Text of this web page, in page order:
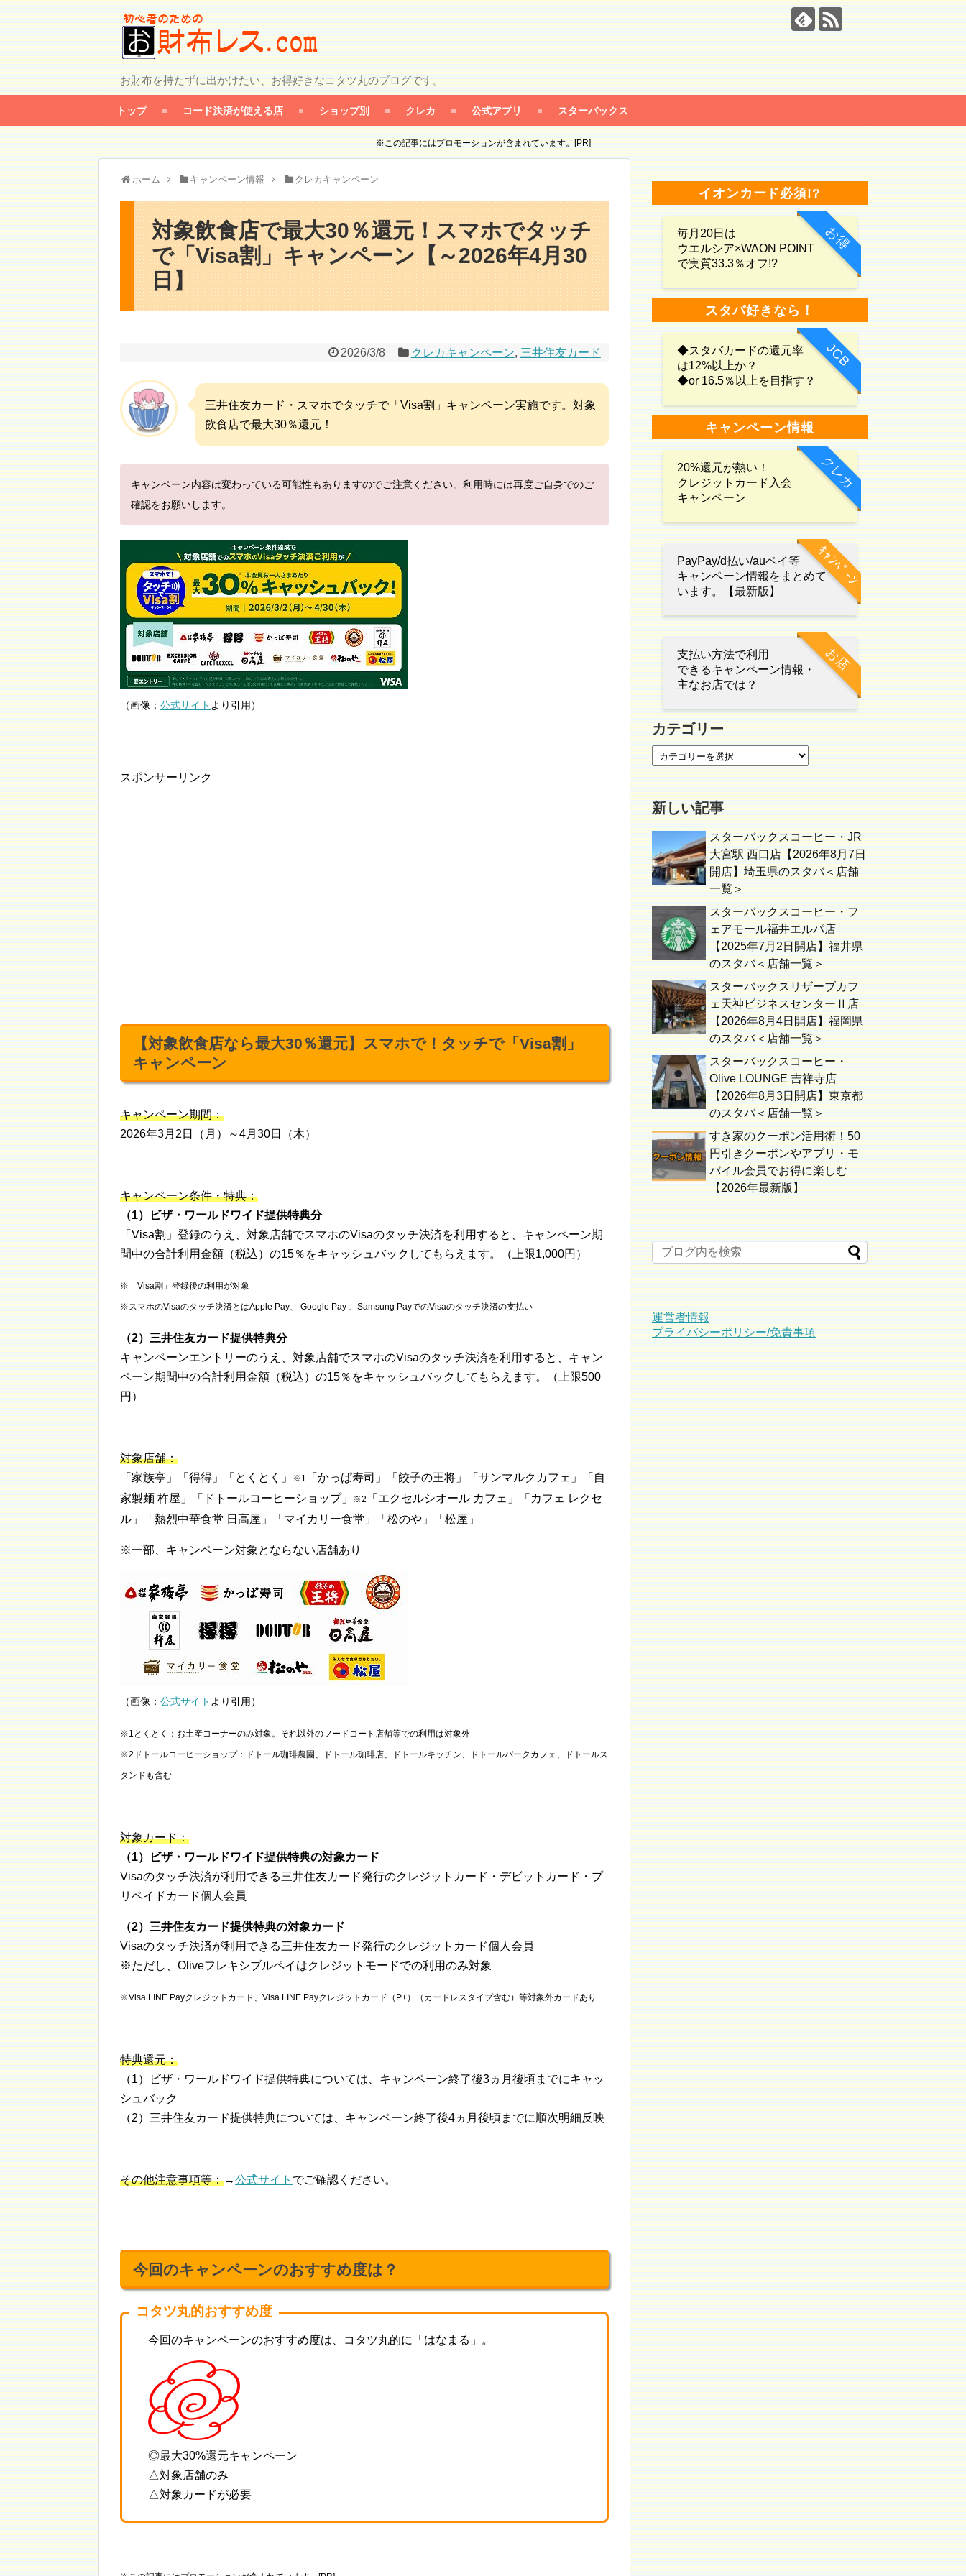
お財布を持たずに出かけたい、お得好きなコタツ丸のブログです。
トップ コード決済が使える店 ショップ別 クレカ 公式アプリ スターバックス
※この記事にはプロモーションが含まれています。[PR]
ホーム キャンペーン情報 クレカキャンペーン
対象飲食店で最大30％還元！スマホでタッチ
で「Visa割」キャンペーン【～2026年4月30
日】
2026/3/8 クレカキャンペーン, 三井住友カード
三井住友カード・スマホでタッチで「Visa割」キャンペーン実施です。対象
飲食店で最大30％還元！
キャンペーン内容は変わっている可能性もありますのでご注意ください。利用時には再度ご自身でのご
確認をお願いします。
（画像： 公式サイト より引用）
スポンサーリンク
【対象飲食店なら最大30％還元】スマホで！タッチで「Visa割」
キャンペーン
キャンペーン期間：
2026年3月2日（月）～4月30日（木）
キャンペーン条件・特典：
（1）ビザ・ワールドワイド提供特典分
「Visa割」登録のうえ、対象店舗でスマホのVisaのタッチ決済を利用すると、キャンペーン期
間中の合計利用金額（税込）の15％をキャッシュバックしてもらえます。（上限1,000円）
※「Visa割」登録後の利用が対象
※スマホのVisaのタッチ決済とはApple Pay、 Google Pay 、Samsung PayでのVisaのタッチ決済の支払い
（2）三井住友カード提供特典分
キャンペーンエントリーのうえ、対象店舗でスマホのVisaのタッチ決済を利用すると、キャン
ペーン期間中の合計利用金額（税込）の15％をキャッシュバックしてもらえます。（上限500
円）
対象店舗：
「家族亭」「得得」「とくとく」
※1
「かっぱ寿司」「餃子の王将」「サンマルクカフェ」「自
家製麺 杵屋」「ドトールコーヒーショップ」
※2
「エクセルシオール カフェ」「カフェ レクセ
ル」「熱烈中華食堂 日高屋」「マイカリー食堂」「松のや」「松屋」
※一部、キャンペーン対象とならない店舗あり
（画像： 公式サイト より引用）
※1とくとく：お土産コーナーのみ対象。それ以外のフードコート店舗等での利用は対象外
※2ドトールコーヒーショップ：ドトール珈琲農園、ドトール珈琲店、ドトールキッチン、ドトールパークカフェ、ドトールス
タンドも含む
対象カード：
（1）ビザ・ワールドワイド提供特典の対象カード
Visaのタッチ決済が利用できる三井住友カード発行のクレジットカード・デビットカード・プ
リペイドカード個人会員
（2）三井住友カード提供特典の対象カード
Visaのタッチ決済が利用できる三井住友カード発行のクレジットカード個人会員
※ただし、Oliveフレキシブルペイはクレジットモードでの利用のみ対象
※Visa LINE Payクレジットカード、Visa LINE Payクレジットカード（P+）（カードレスタイプ含む）等対象外カードあり
特典還元：
（1）ビザ・ワールドワイド提供特典については、キャンペーン終了後3ヵ月後頃までにキャッ
シュバック
（2）三井住友カード提供特典については、キャンペーン終了後4ヵ月後頃までに順次明細反映
その他注意事項等：→公式サイト でご確認ください。
今回のキャンペーンのおすすめ度は？
コタツ丸的おすすめ度
今回のキャンペーンのおすすめ度は、コタツ丸的に「はなまる」。
◎最大30%還元キャンペーン
△対象店舗のみ
△対象カードが必要
イオンカード必須!?
お得
毎月20日は
ウエルシア×WAON POINT
で実質33.3％オフ!?
スタバ好きなら！
JCB
◆スタバカードの還元率
は12%以上か？
◆or 16.5％以上を目指す？
キャンペーン情報
クレカ
20%還元が熱い！
クレジットカード入会
キャンペーン
ｷｬﾝﾍﾟｰﾝ
PayPay/d払い/auペイ等
キャンペーン情報をまとめて
います。【最新版】
お店
支払い方法で利用
できるキャンペーン情報・
主なお店では？
カテゴリー
新しい記事
スターバックスコーヒー・JR
大宮駅 西口店【2026年8月7日
開店】埼玉県のスタバ＜店舗
一覧＞
スターバックスコーヒー・フ
ェアモール福井エルパ店
【2025年7月2日開店】福井県
のスタバ＜店舗一覧＞
スターバックスリザーブカフ
ェ天神ビジネスセンターⅡ店
【2026年8月4日開店】福岡県
のスタバ＜店舗一覧＞
スターバックスコーヒー・
Olive LOUNGE 吉祥寺店
【2026年8月3日開店】東京都
のスタバ＜店舗一覧＞
すき家のクーポン活用術！50
円引きクーポンやアプリ・モ
バイル会員でお得に楽しむ
【2026年最新版】
運営者情報
プライバシーポリシー/免責事項